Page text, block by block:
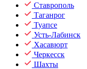
Ставрополь
Таганрог
Туапсе
Усть-Лабинск
Хасавюрт
Черкесск
Шахты